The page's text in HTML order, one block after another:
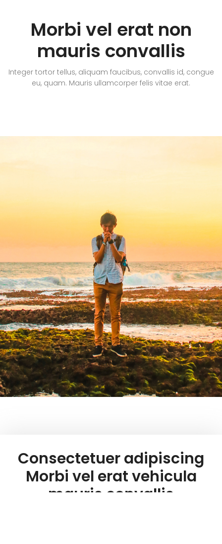
Morbi vel erat non
mauris convallis
Integer tortor tellus, aliquam faucibus, convallis id, congue
eu, quam. Mauris ullamcorper felis vitae erat.
Consectetuer adipiscing
Morbi vel erat vehicula
mauris convallis